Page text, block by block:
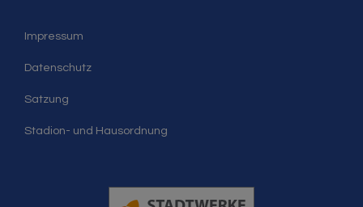
Impressum
Datenschutz
Satzung
Stadion- und Hausordnung